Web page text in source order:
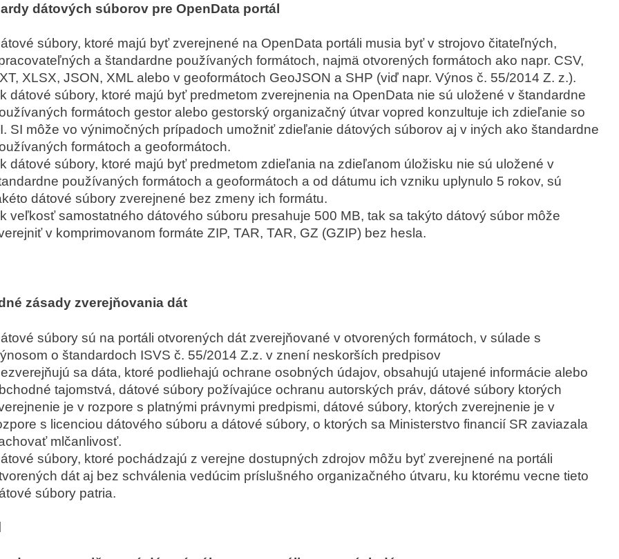
dátových súborov pre OpenData portál
súbory, ktoré majú byť zverejnené na OpenData portáli musia byť v strojovo čitateľných,
a štandardne používaných formátoch, najmä otvorených formátoch ako napr. CSV,
XLSX, JSON, XML alebo v geoformátoch GeoJSON a SHP (viď napr. Výnos č. 55/2014 Z. z.).
dátové súbory, ktoré majú byť predmetom zverejnenia na OpenData nie sú uložené v štandardne
formátoch gestor alebo gestorský organizačný útvar vopred konzultuje ich zdieľanie so
SI môže vo výnimočných prípadoch umožniť zdieľanie dátových súborov aj v iných ako štandardne
formátoch a geoformátoch.
dátové súbory, ktoré majú byť predmetom zdieľania na zdieľanom úložisku nie sú uložené v
používaných formátoch a geoformátoch a od dátumu ich vzniku uplynulo 5 rokov, sú
dátové súbory zverejnené bez zmeny ich formátu.
veľkosť samostatného dátového súboru presahuje 500 MB, tak sa takýto dátový súbor môže
v komprimovanom formáte ZIP, TAR, TAR, GZ (GZIP) bez hesla.
zásady zverejňovania dát
súbory sú na portáli otvorených dát zverejňované v otvorených formátoch, v súlade s
o štandardoch ISVS č. 55/2014 Z.z. v znení neskorších predpisov
sa dáta, ktoré podliehajú ochrane osobných údajov, obsahujú utajené informácie alebo
tajomstvá, dátové súbory požívajúce ochranu autorských práv, dátové súbory ktorých
je v rozpore s platnými právnymi predpismi, dátové súbory, ktorých zverejnenie je v
s licenciou dátového súboru a dátové súbory, o ktorých sa Ministerstvo financií SR zaviazala
mlčanlivosť.
súbory, ktoré pochádzajú z verejne dostupných zdrojov môžu byť zverejnené na portáli
dát aj bez schválenia vedúcim príslušného organizačného útvaru, ku ktorému vecne tieto
súbory patria.